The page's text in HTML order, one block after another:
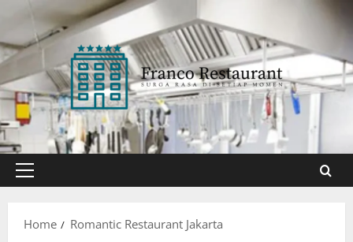
content
Primary
Home
Romantic Restaurant Jakarta